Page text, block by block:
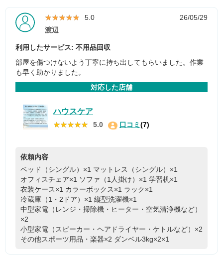
★★★★★
★★★★★ 5.0
26/05/29
渡辺
利用したサービス: 不用品回収
部屋を傷つけないよう丁寧に持ち出してもらいました。作業
も早く助かりました。
対応した店舗
ハウスケア
★★★★★
★★★★★ 5.0 口コミ(7)
依頼内容
ベッド（シングル）×1 マットレス（シングル）×1
オフィスチェア×1 ソファ（1人掛け）×1 学習机×1
衣装ケース×1 カラーボックス×1 ラック×1
冷蔵庫（1・2ドア）×1 縦型洗濯機×1
中型家電（レンジ・掃除機・ヒーター・空気清浄機など）
×2
小型家電（スピーカー・ヘアドライヤー・ケトルなど）×2
その他スポーツ用品・楽器×2 ダンベル3kg×2×1